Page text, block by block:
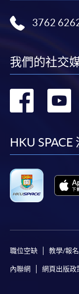
3762
我們的社交
轉
HKU
職位空缺 教學/報
內聯網 網頁出版政